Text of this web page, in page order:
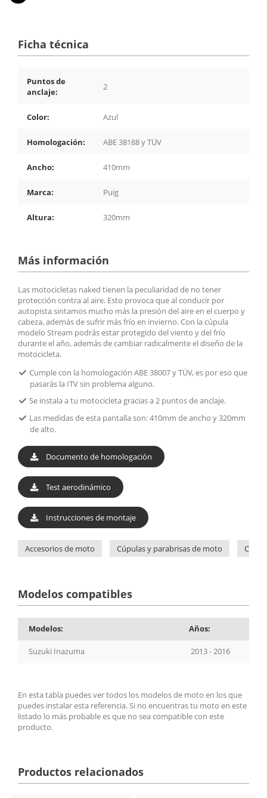
Ficha técnica
Puntos de
anclaje:
2
Color: Azul
Homologación: ABE 38188 y TÜV
Ancho: 410mm
Marca: Puig
Altura: 320mm
Más información
Las motocicletas naked tienen la peculiaridad de no tener
protección contra al aire. Esto provoca que al conducir por
autopista sintamos mucho más la presión del aire en el cuerpo y
cabeza, además de sufrir más frío en invierno. Con la cúpula
modelo Stream podrás estar protegido del viento y del frío
durante el año, además de cambiar radicalmente el diseño de la
motocicleta.
Cumple con la homologación ABE 38007 y TÜV, es por eso que
pasarás la ITV sin problema alguno.
Se instala a tu motocicleta gracias a 2 puntos de anclaje.
Las medidas de esta pantalla son: 410mm de ancho y 320mm
de alto.
Documento de homologación
Test aerodinámico
Instrucciones de montaje
Accesorios de moto Cúpulas y parabrisas de moto
Modelos compatibles
Modelos: Años:
Suzuki Inazuma 2013 - 2016
En esta tabla puedes ver todos los modelos de moto en los que
puedes instalar esta referencia. Si no encuentras tu moto en este
listado lo más probable es que no sea compatible con este
producto.
Productos relacionados